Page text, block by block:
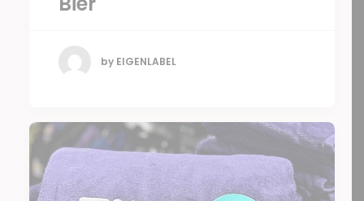
by EIGENLABEL